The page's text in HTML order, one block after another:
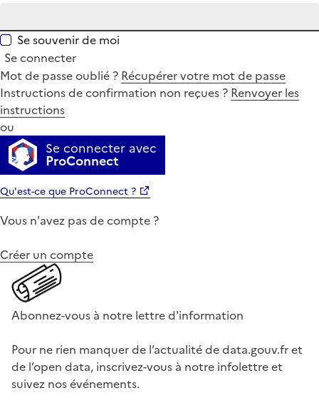
Se souvenir de moi
Se connecter
Mot de passe oublié ? Récupérer votre mot de passe
Instructions de confirmation non reçues ? Renvoyer les
instructions
ou
Se connecter avec
ProConnect
Qu'est-ce que ProConnect ?
Vous n'avez pas de compte ?
Créer un compte
Abonnez-vous à notre lettre d'information
Pour ne rien manquer de l’actualité de data.gouv.fr et
de l’open data, inscrivez-vous à notre infolettre et
suivez nos événements.